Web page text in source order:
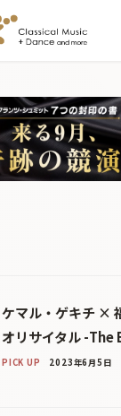
ケマル・ゲキチ ×
オリサイタル -
PICK UP 2023年6月5日